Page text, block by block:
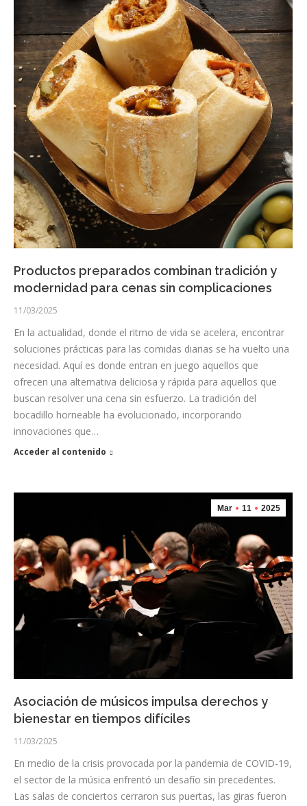
Productos preparados combinan tradición y
modernidad para cenas sin complicaciones
11/03/2025
En la actualidad, donde el ritmo de vida se acelera, encontrar
soluciones prácticas para las comidas diarias se ha vuelto una
necesidad. Aquí es donde entran en juego aquellos que
ofrecen una alternativa deliciosa y rápida para aquellos que
buscan resolver una cena sin esfuerzo. La tradición del
bocadillo horneable ha evolucionado, incorporando
innovaciones que…
Acceder al contenido
Mar 11 2025
Asociación de músicos impulsa derechos y
bienestar en tiempos difíciles
11/03/2025
En medio de la crisis provocada por la pandemia de COVID-19,
el sector de la música enfrentó un desafío sin precedentes.
Las salas de conciertos cerraron sus puertas, las giras fueron